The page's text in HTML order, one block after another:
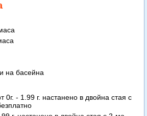
на басейна
0г. - 1.99 г. настанено в двойна стая с